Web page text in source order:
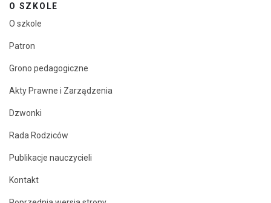
O SZKOLE
O szkole
Patron
Grono pedagogiczne
Akty Prawne i Zarządzenia
Dzwonki
Rada Rodziców
Publikacje nauczycieli
Kontakt